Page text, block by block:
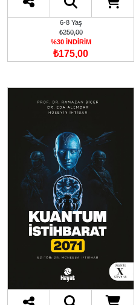
6-8 Yaş
₺250,00
%30 İNDİRİM
₺175,00